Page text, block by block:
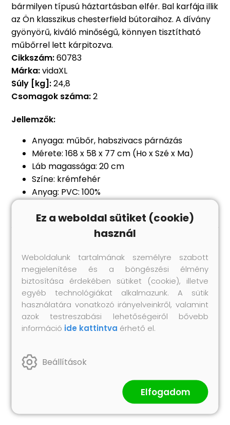
bármilyen típusú háztartásban elfér. Bal karfája illik
az Ön klasszikus chesterfield bútoraihoz. A dívány
gyönyörű, kiváló minőségű, könnyen tisztítható
műbőrrel lett kárpitozva.
Cikkszám:60783
Márka:vidaXL
Súly [kg]:24,8
Csomagok száma:2
Jellemzők:
Anyaga: műbőr, habszivacs párnázás
Mérete: 168 x 58 x 77 cm (Ho x Szé x Ma)
Láb magassága: 20 cm
Színe: krémfehér
Anyag: PVC: 100%
Hasonló termékek
Barna műbőr dívány
Ez a weboldal sütiket (cookie)
használ
Weboldalunk tartalmának személyre szabott
megjelenítése és a böngészési élmény
biztosítása érdekében sütiket (cookie), illetve
egyéb technológiákat alkalmazunk. A sütik
használatára vonatkozó irányelveinkről, valamint
azok testreszabási lehetőségeiről bővebb
információ ide kattintva érhető el.
Beállítások
Elfogadom